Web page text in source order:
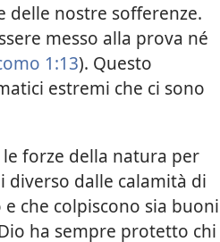
delle nostre sofferenze.
messo alla prova né
1:13). Questo
estremi che ci sono
forze della natura per
diverso dalle calamità di
che colpiscono sia buoni
ha sempre protetto chi